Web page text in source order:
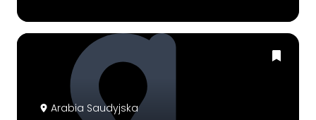
Arabia Saudyjska